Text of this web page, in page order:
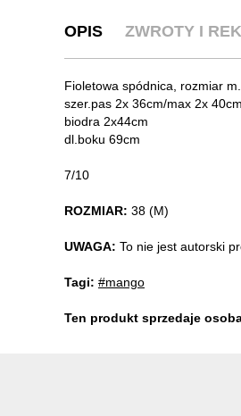
OPIS ZWROTY I
Fioletowa spódnica, rozmiar
szer.pas 2x 36cm/max 2x
biodra 2x44cm
dl.boku 69cm
7/10
ROZMIAR: 38 (M)
UWAGA: To nie jest autorski
Tagi: #mango
Ten produkt sprzedaje